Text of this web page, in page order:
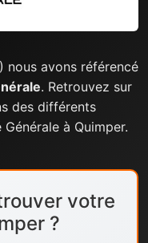
nous avons référencé
. Retrouvez sur
des différents
à Quimper.
votre
?